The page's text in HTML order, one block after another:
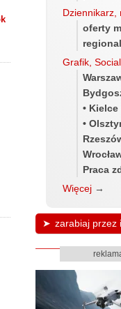
Dziennikarz,
oferty
Grafik,
•
•
Praca
Więcej →
zarabiaj przez